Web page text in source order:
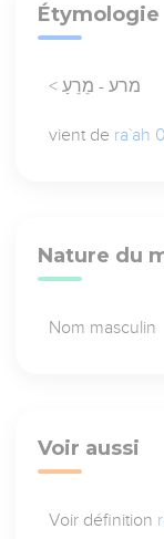
Étymologie
< מרע - מֵרֵעַ
vient de ra`ah
Nature du
Nom masculin
Voir aussi
Voir définition